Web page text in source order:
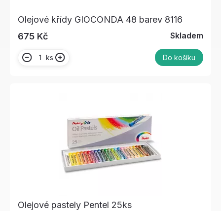
Olejové křídy GIOCONDA 48 barev 8116
675 Kč
Skladem
ks Do košíku
Olejové pastely Pentel 25ks